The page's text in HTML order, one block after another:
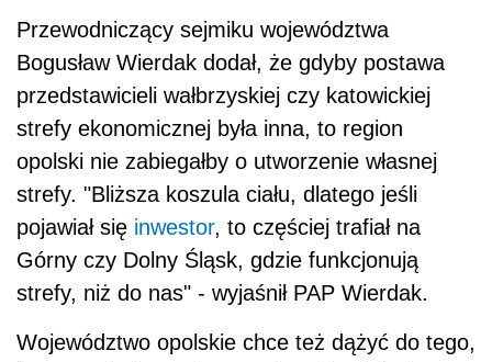
Przewodniczący sejmiku województwa
Bogusław Wierdak dodał, że gdyby postawa
przedstawicieli wałbrzyskiej czy katowickiej
strefy ekonomicznej była inna, to region
opolski nie zabiegałby o utworzenie własnej
strefy. "Bliższa koszula ciału, dlatego jeśli
pojawiał się inwestor, to częściej trafiał na
Górny czy Dolny Śląsk, gdzie funkcjonują
strefy, niż do nas" - wyjaśnił PAP Wierdak.
Województwo opolskie chce też dążyć do tego,